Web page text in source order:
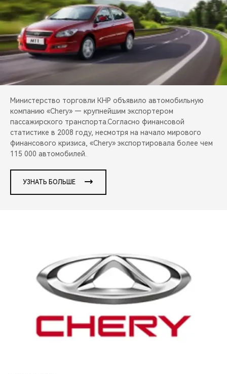
CHERY И СПОРТ
НАШИ МЕРОПРИЯТИЯ
ВИДЕООБЗОРЫ
CHERY ДЛЯ ДЕТЕЙ
Министерство торговли КНР объявило автомобильную
компанию «Chery» — крупнейшим экспортером
пассажирского транспорта.Согласно финансовой
статистике в 2008 году, несмотря на начало мирового
финансового кризиса, «Chery» экспортировала более чем
115 000 автомобилей.
УЗНАТЬ БОЛЬШЕ